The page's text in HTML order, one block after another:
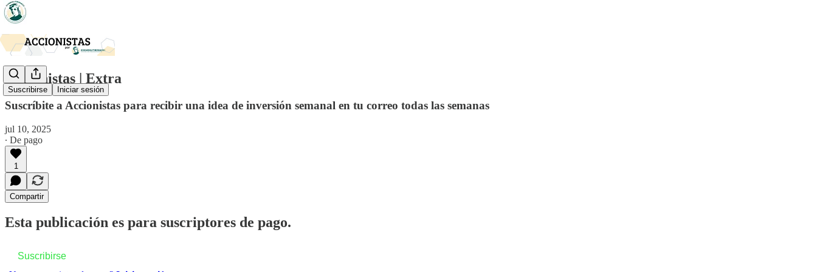
Suscribirse Iniciar sesión
Accionistas | Extra
Suscríbite a Accionistas para recibir una idea de inversión semanal en tu correo todas las semanas
jul 10, 2025
∙ De pago
1
Compartir
Esta publicación es para suscriptores de pago.
Suscribirse